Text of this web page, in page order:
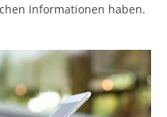
Informationen haben.